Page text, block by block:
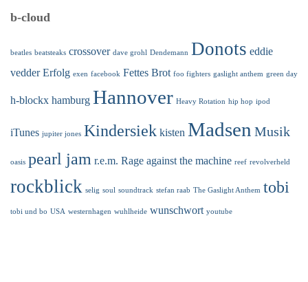
b-cloud
beatles beatsteaks crossover dave grohl Dendemann Donots eddie
vedder Erfolg exen facebook Fettes Brot foo fighters gaslight anthem green day
h-blockx hamburg Hannover Heavy Rotation hip hop ipod
iTunes jupiter jones Kindersiek kisten Madsen Musik
oasis pearl jam r.e.m. Rage against the machine reef revolverheld
rockblick selig soul soundtrack stefan raab The Gaslight Anthem tobi
tobi und bo USA westernhagen wuhlheide wunschwort youtube